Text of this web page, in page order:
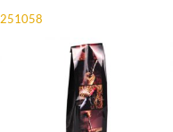
251058